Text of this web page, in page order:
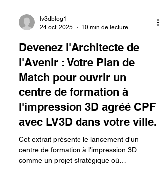
24 oct. 2025
10 min de lecture
Devenez l'Architecte de
l'Avenir : Votre Plan de
Match pour ouvrir un
centre de formation à
l'impression 3D agréé CPF
avec LV3D dans votre ville.
Cet extrait présente le lancement d'un